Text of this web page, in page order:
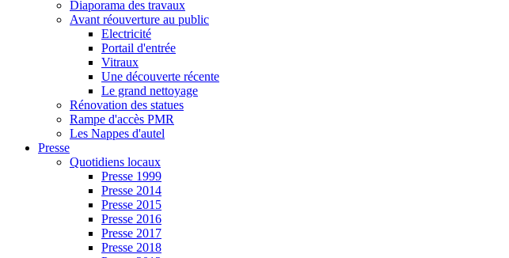
Diaporama des travaux
Avant réouverture au public
Electricité
Portail d'entrée
Vitraux
Une découverte récente
Le grand nettoyage
Rénovation des statues
Rampe d'accès PMR
Les Nappes d'autel
Presse
Quotidiens locaux
Presse 1999
Presse 2014
Presse 2015
Presse 2016
Presse 2017
Presse 2018